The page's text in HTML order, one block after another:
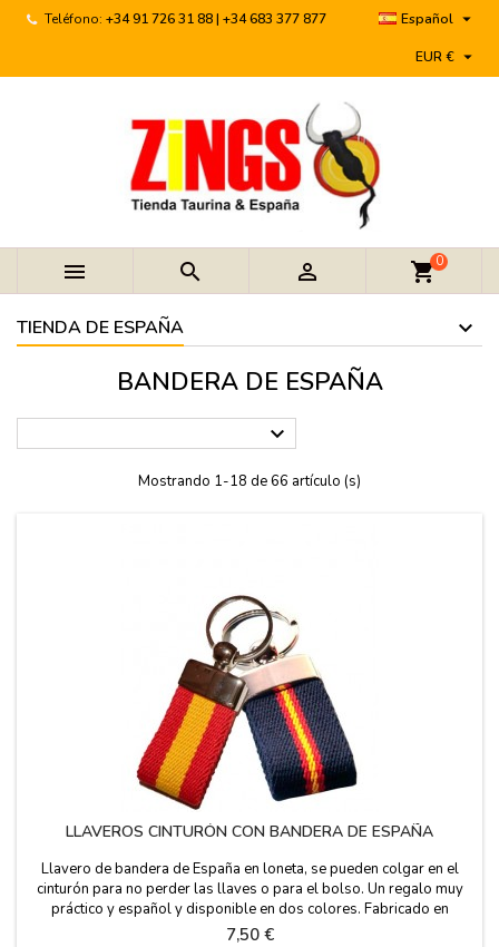
Teléfono: +34 91 726 31 88 | +34 683 377 877 Español 
EUR € 
   shopping_cart0
TIENDA DE ESPAÑA
BANDERA DE ESPAÑA

Mostrando 1-18 de 66 artículo (s)
LLAVEROS CINTURÓN CON BANDERA DE ESPAÑA
Llavero de bandera de España en loneta, se pueden colgar en el
cinturón para no perder las llaves o para el bolso. Un regalo muy
práctico y español y disponible en dos colores. Fabricado en
España. Medida: 7 cm x 3 cm
Precio
7,50 €